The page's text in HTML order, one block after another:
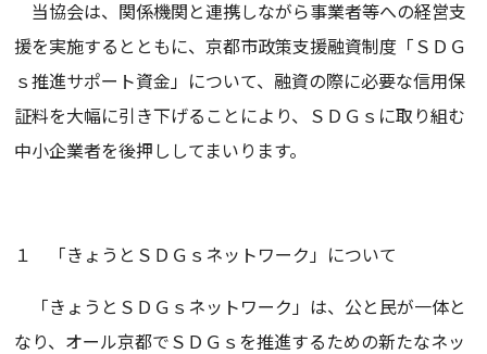
当協会は、関係機関と連携しながら事業者等への経営支
援を実施するとともに、京都市政策支援融資制度「ＳＤＧ
ｓ推進サポート資金」について、融資の際に必要な信用保
証料を大幅に引き下げることにより、ＳＤＧｓに取り組む
中小企業者を後押ししてまいります。
１ 「きょうとＳＤＧｓネットワーク」について
「きょうとＳＤＧｓネットワーク」は、公と民が一体と
なり、オール京都でＳＤＧｓを推進するための新たなネッ